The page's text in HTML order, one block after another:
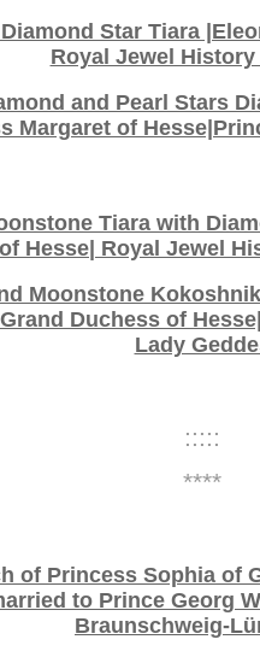
Star Tiara
Royal Jewel History
and Pearl Stars
Margaret of
Tiara with
of Hesse| Royal Jewel
Moonstone
Duchess of
Lady
:::::
****
of Princess Sophia of
to Prince Georg
Braunschweig-